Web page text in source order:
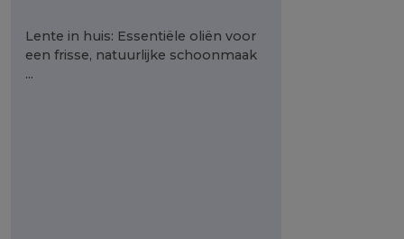
Lente in huis: Essentiële oliën voor
een frisse, natuurlijke schoonmaak
...